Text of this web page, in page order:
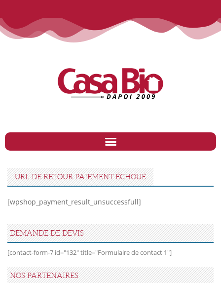
URL DE RETOUR PAIEMENT ÉCHOUÉ
[wpshop_payment_result_unsuccessfull]
DEMANDE DE DEVIS
[contact-form-7 id="132" title="Formulaire de contact 1"]
NOS PARTENAIRES